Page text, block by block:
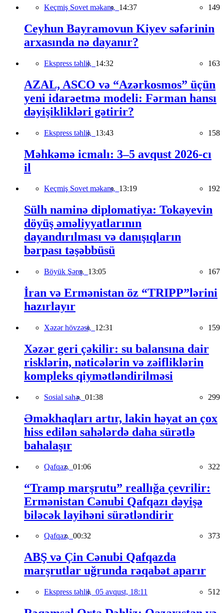
Keçmiş Sovet məkanı, 14:37 149
Ceyhun Bayramovun Kiyev səfərinin
arxasında nə dayanır?
Ekspress təhlil, 14:32 163
AZAL, ASCO və “Azərkosmos” üçün
yeni idarəetmə modeli: Fərman hansı
dəyişiklikləri gətirir?
Ekspress təhlil, 13:43 158
Məhkəmə icmalı: 3–5 avqust 2026-cı
il
Keçmiş Sovet məkanı, 13:19 192
Sülh naminə diplomatiya: Tokayevin
döyüş əməliyyatlarının
dayandırılması və danışıqların
bərpası təşəbbüsü
Böyük Şərq, 13:05 167
İran və Ermənistan öz “TRIPP”lərini
hazırlayır
Xəzər hövzəsi, 12:31 159
Xəzər geri çəkilir: su balansına dair
risklərin, nəticələrin və zəifliklərin
kompleks qiymətləndirilməsi
Sosial sahə, 01:38 299
Əməkhaqları artır, lakin həyat ən çox
hiss edilən sahələrdə daha sürətlə
bahalaşır
Qafqaz, 01:06 322
“Tramp marşrutu” reallığa çevrilir:
Ermənistan Cənubi Qafqazı dəyişə
biləcək layihəni sürətləndirir
Qafqaz, 00:32 373
ABŞ və Çin Cənubi Qafqazda
marşrutlar uğrunda rəqabət aparır
Ekspress təhlil, 05 avqust, 18:11 512